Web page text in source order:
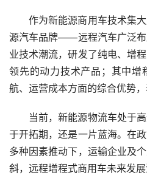
作为新能源商用车技术集
源汽车品牌——远程汽车广泛
业技术潮流，研发了纯电、增
领先的动力技术产品；其中增
航、运营成本方面的综合优势，
当前，新能源物流车处于
于开拓期，还是一片蓝海。在
多种因素推动下，运输企业及
斜，远程增程式商用车未来发展